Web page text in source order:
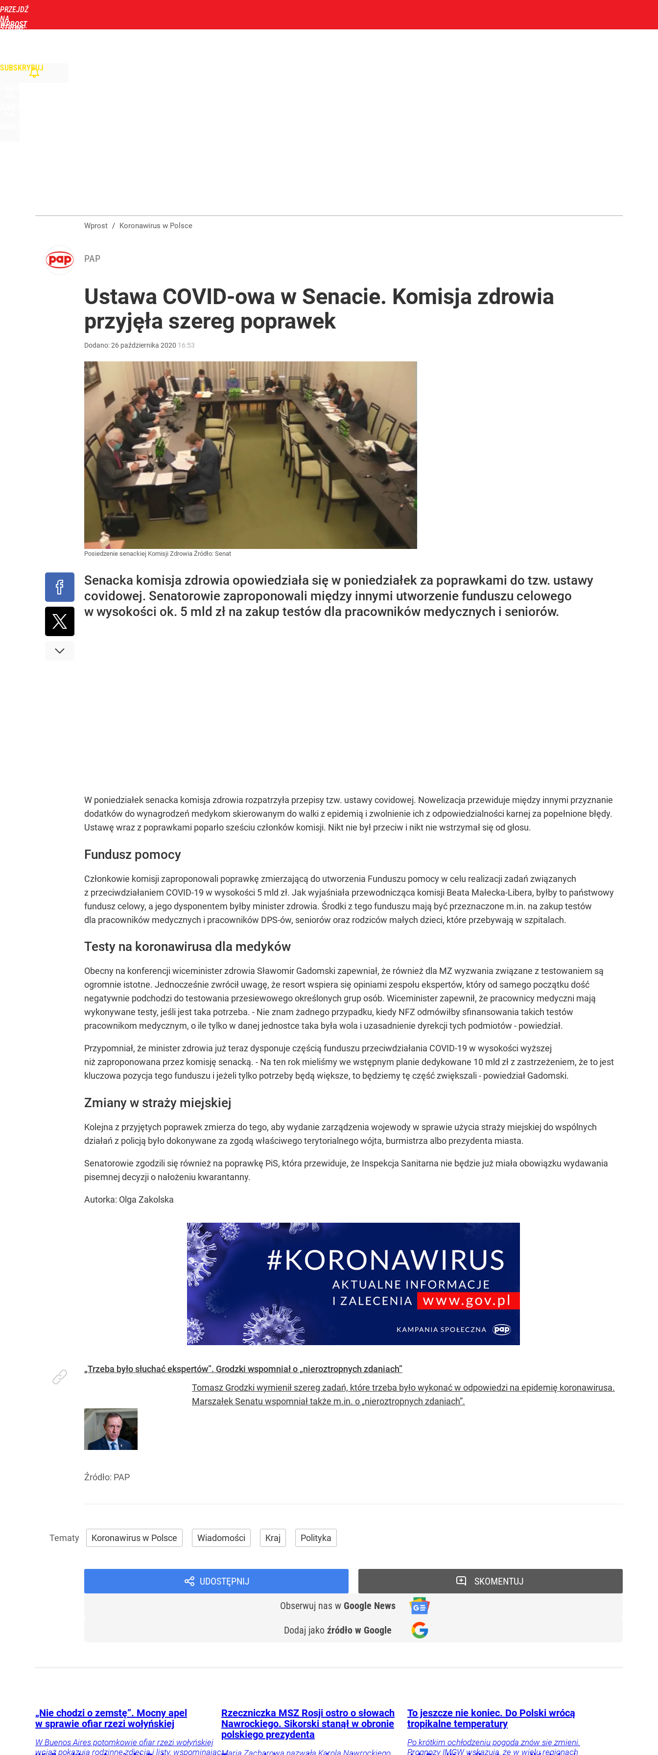
PRZEJDŹ
NA
STRONĘ
WPROST
SUBSKRYBUJ
Wprost / Koronawirus w Polsce
PAP
Ustawa COVID-owa w Senacie. Komisja zdrowia
przyjęła szereg poprawek
Dodano:26 października 2020 16:53
Posiedzenie senackiej Komisji Zdrowia Źródło: Senat
Senacka komisja zdrowia opowiedziała się w poniedziałek za poprawkami do tzw. ustawy
covidowej. Senatorowie zaproponowali między innymi utworzenie funduszu celowego
w wysokości ok. 5 mld zł na zakup testów dla pracowników medycznych i seniorów.
W poniedziałek senacka komisja zdrowia rozpatrzyła przepisy tzw. ustawy covidowej. Nowelizacja przewiduje między innymi przyznanie
dodatków do wynagrodzeń medykom skierowanym do walki z epidemią i zwolnienie ich z odpowiedzialności karnej za popełnione błędy.
Ustawę wraz z poprawkami poparło sześciu członków komisji. Nikt nie był przeciw i nikt nie wstrzymał się od głosu.
Fundusz pomocy
Członkowie komisji zaproponowali poprawkę zmierzającą do utworzenia Funduszu pomocy w celu realizacji zadań związanych
z przeciwdziałaniem COVID-19 w wysokości 5 mld zł. Jak wyjaśniała przewodnicząca komisji Beata Małecka-Libera, byłby to państwowy
fundusz celowy, a jego dysponentem byłby minister zdrowia. Środki z tego funduszu mają być przeznaczone m.in. na zakup testów
dla pracowników medycznych i pracowników DPS-ów, seniorów oraz rodziców małych dzieci, które przebywają w szpitalach.
Testy na koronawirusa dla medyków
Obecny na konferencji wiceminister zdrowia Sławomir Gadomski zapewniał, że również dla MZ wyzwania związane z testowaniem są
ogromnie istotne. Jednocześnie zwrócił uwagę, że resort wspiera się opiniami zespołu ekspertów, który od samego początku dość
negatywnie podchodzi do testowania przesiewowego określonych grup osób. Wiceminister zapewnił, że pracownicy medyczni mają
wykonywane testy, jeśli jest taka potrzeba. - Nie znam żadnego przypadku, kiedy NFZ odmówiłby sfinansowania takich testów
pracownikom medycznym, o ile tylko w danej jednostce taka była wola i uzasadnienie dyrekcji tych podmiotów - powiedział.
Przypomniał, że minister zdrowia już teraz dysponuje częścią funduszu przeciwdziałania COVID-19 w wysokości wyższej
niż zaproponowana przez komisję senacką. - Na ten rok mieliśmy we wstępnym planie dedykowane 10 mld zł z zastrzeżeniem, że to jest
kluczowa pozycja tego funduszu i jeżeli tylko potrzeby będą większe, to będziemy tę część zwiększali - powiedział Gadomski.
Zmiany w straży miejskiej
Kolejna z przyjętych poprawek zmierza do tego, aby wydanie zarządzenia wojewody w sprawie użycia straży miejskiej do wspólnych
działań z policją było dokonywane za zgodą właściwego terytorialnego wójta, burmistrza albo prezydenta miasta.
Senatorowie zgodzili się również na poprawkę PiS, która przewiduje, że Inspekcja Sanitarna nie będzie już miała obowiązku wydawania
pisemnej decyzji o nałożeniu kwarantanny.
Autorka: Olga Zakolska
„Trzeba było słuchać ekspertów”. Grodzki wspomniał o „nieroztropnych zdaniach”
Tomasz Grodzki wymienił szereg zadań, które trzeba było wykonać w odpowiedzi na epidemię koronawirusa.
Marszałek Senatu wspomniał także m.in. o „nieroztropnych zdaniach”.
Źródło: PAP
Koronawirus w Polsce Wiadomości Kraj Polityka
UDOSTĘPNIJ
Obserwuj nas w Google News
Dodaj jako źródło w Google
SKOMENTUJ
„Nie chodzi o zemstę”. Mocny apel
w sprawie ofiar rzezi wołyńskiej
W Buenos Aires potomkowie ofiar rzezi wołyńskiej
wciąż pokazują rodzinne zdjęcia i listy, wspominając
Rzeczniczka MSZ Rosji ostro o słowach
Nawrockiego. Sikorski stanął w obronie
polskiego prezydenta
Maria Zacharowa nazwała Karola Nawrockiego
To jeszcze nie koniec. Do Polski wrócą
tropikalne temperatury
Po krótkim ochłodzeniu pogoda znów się zmieni.
Prognozy IMGW wskazują, że w wielu regionach